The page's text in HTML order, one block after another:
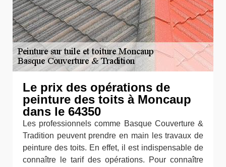
Le prix des opérations de
peinture des toits à Moncaup
dans le 64350
Les professionnels comme Basque Couverture &
Tradition peuvent prendre en main les travaux de
peinture des toits. En effet, il est indispensable de
connaître le tarif des opérations. Pour connaître